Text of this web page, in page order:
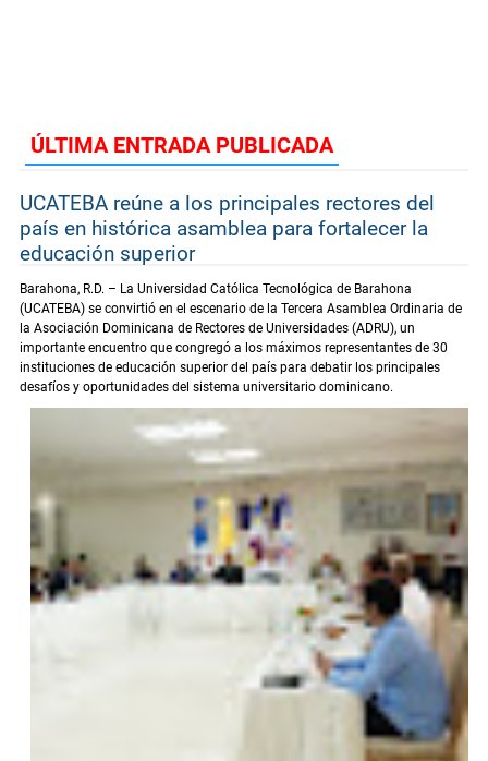
ÚLTIMA ENTRADA PUBLICADA
UCATEBA reúne a los principales rectores del
país en histórica asamblea para fortalecer la
educación superior
Barahona, R.D. – La Universidad Católica Tecnológica de Barahona
(UCATEBA) se convirtió en el escenario de la Tercera Asamblea Ordinaria de
la Asociación Dominicana de Rectores de Universidades (ADRU), un
importante encuentro que congregó a los máximos representantes de 30
instituciones de educación superior del país para debatir los principales
desafíos y oportunidades del sistema universitario dominicano.